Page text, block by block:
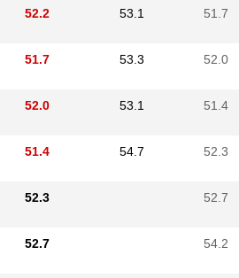
52.2 53.1 51.7
51.7 53.3 52.0
52.0 53.1 51.4
51.4 54.7 52.3
52.3 52.7
52.7 54.2